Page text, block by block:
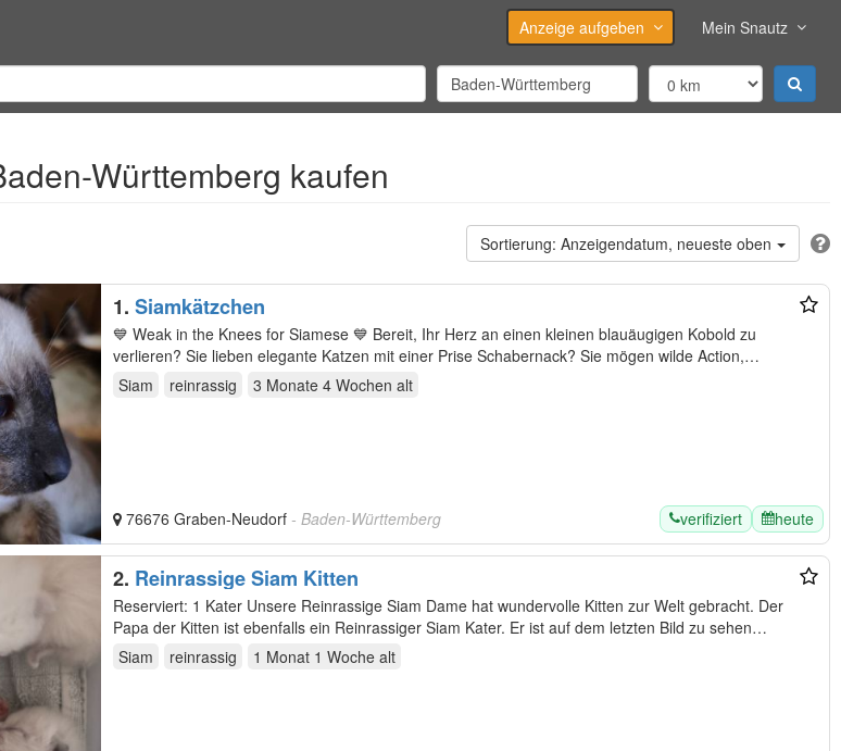
Anzeige aufgeben Mein Snautz
Württemberg kaufen
Anzeigendatum, neueste oben
1. Siamkätzchen
💙 Weak in the Knees for Siamese 💙 Bereit, Ihr Herz an einen kleinen blauäugigen Kobold zu
verlieren? Sie lieben elegante Katzen mit einer Prise Schabernack? Sie mögen wilde Action,
ausgiebige…
Siam reinrassig 3 Monate 4 Wochen alt
76676 Graben-Neudorf - Baden-Württemberg verifiziert heute
2. Reinrassige Siam Kitten
Reserviert: 1 Kater Unsere Reinrassige Siam Dame hat wundervolle Kitten zur Welt gebracht. Der
Papa der Kitten ist ebenfalls ein Reinrassiger Siam Kater. Er ist auf dem letzten Bild zu sehen…
Siam
reinrassig 1 Monat 1 Woche alt